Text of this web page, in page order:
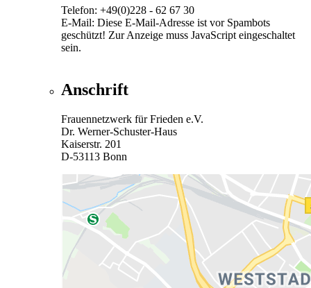
Telefon: +49(0)228 - 62 67 30
E-Mail: Diese E-Mail-Adresse ist vor Spambots
geschützt! Zur Anzeige muss JavaScript eingeschaltet
sein.
Anschrift
Frauennetzwerk für Frieden e.V.
Dr. Werner-Schuster-Haus
Kaiserstr. 201
D-53113 Bonn